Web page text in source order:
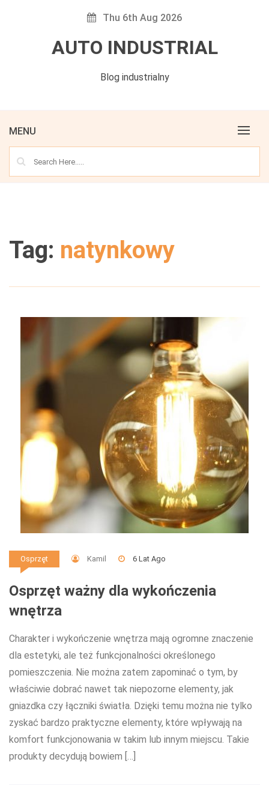
Thu 6th Aug 2026
AUTO INDUSTRIAL
Blog industrialny
MENU
Tag: natynkowy
Osprzęt Kamil 6 Lat Ago
Osprzęt ważny dla wykończenia
wnętrza
Charakter i wykończenie wnętrza mają ogromne znaczenie
dla estetyki, ale też funkcjonalności określonego
pomieszczenia. Nie można zatem zapominać o tym, by
właściwie dobrać nawet tak niepozorne elementy, jak
gniazdka czy łączniki światła. Dzięki temu można nie tylko
zyskać bardzo praktyczne elementy, które wpływają na
komfort funkcjonowania w takim lub innym miejscu. Takie
produkty decydują bowiem […]